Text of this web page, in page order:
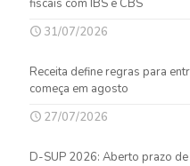
fiscais com IBS e CBS
31/07/2026
Receita define regras para
começa em agosto
27/07/2026
D-SUP 2026: Aberto prazo